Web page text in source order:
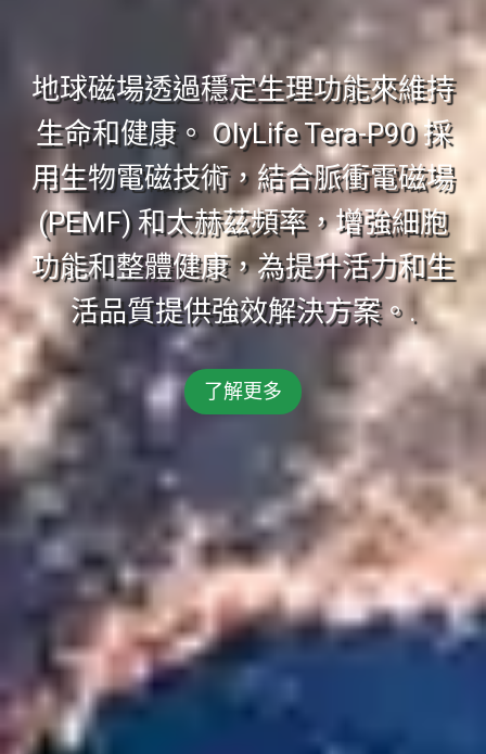
地球磁場透過穩定生理功能來維持
生命和健康。 OlyLife Tera-P90 採
用生物電磁技術，結合脈衝電磁場
(PEMF) 和太赫茲頻率，增強細胞
功能和整體健康，為提升活力和生
活品質提供強效解決方案。.
了解更多